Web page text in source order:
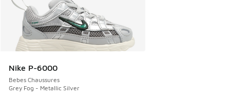
Nike P-6000
Bebes Chaussures
Grey Fog - Metallic Silver